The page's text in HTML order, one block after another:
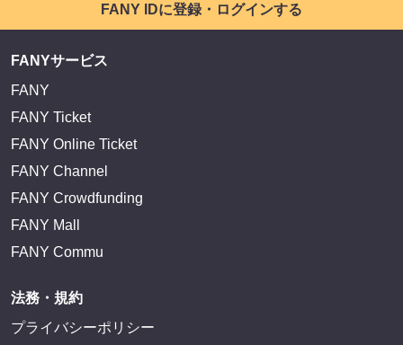
FANY IDに登録・ログインする
FANYサービス
FANY
FANY Ticket
FANY Online Ticket
FANY Channel
FANY Crowdfunding
FANY Mall
FANY Commu
法務・規約
プライバシーポリシー